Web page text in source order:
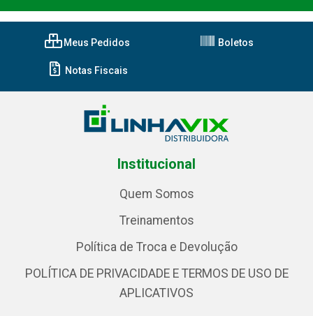
Meus Pedidos Boletos
Notas Fiscais
Institucional
Quem Somos
Treinamentos
Política de Troca e Devolução
POLÍTICA DE PRIVACIDADE E TERMOS DE USO DE
APLICATIVOS